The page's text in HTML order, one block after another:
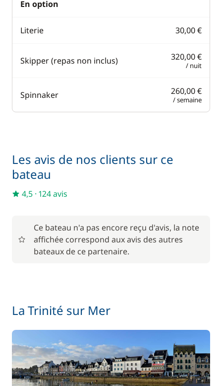
En option
Literie 30,00 €
Skipper (repas non inclus) 320,00 €
/ nuit
Spinnaker 260,00 €
/ semaine
Les avis de nos clients sur ce
bateau
4,5 · 124 avis
Ce bateau n'a pas encore reçu d'avis, la note
affichée correspond aux avis des autres
bateaux de ce partenaire.
La Trinité sur Mer